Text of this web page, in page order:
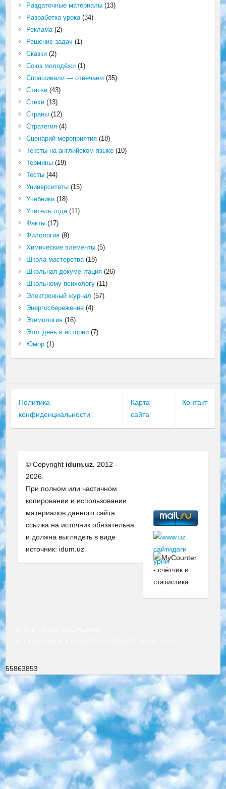
Раздаточные материалы(13)
Разработка урока(34)
Реклама(2)
Решение задач (1)
Сказки(2)
Союз молодёжи(1)
Спрашивали — отвечаем (35)
Статьи(43)
Стихи(13)
Страны(12)
Стратегия(4)
Сценарий мероприятия(18)
Тексты на английском языке(10)
Термины(19)
Тесты(44)
Университеты(15)
Учебники(18)
Учитель года(11)
Факты(17)
Филология(9)
Химические элементы(5)
Школа мастерства(18)
Школьная документация(26)
Школьному психологу(11)
Электронный журнал (57)
Энергосбережение(4)
Этимология(16)
Этот день в истории(7)
Юмор(1)
Политика
конфиденциальности
Карта
сайта
Контакт
© Copyright idum.uz. 2012 -
2026.
При полном или частичном
копировании и использовании
материалов данного сайта
ссылка на источник обязательна
и должна выглядеть в виде
источник: idum.uz
55863853